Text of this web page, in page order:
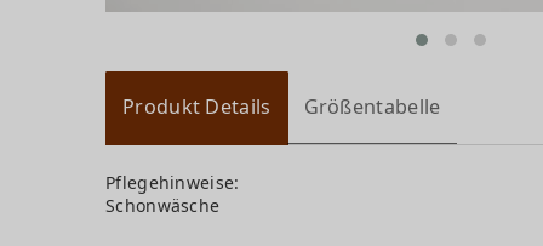
Produkt Details Größentabelle
Pflegehinweise:
Schonwäsche